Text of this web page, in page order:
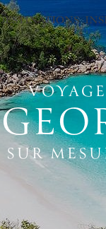
VOYAGE
SUR